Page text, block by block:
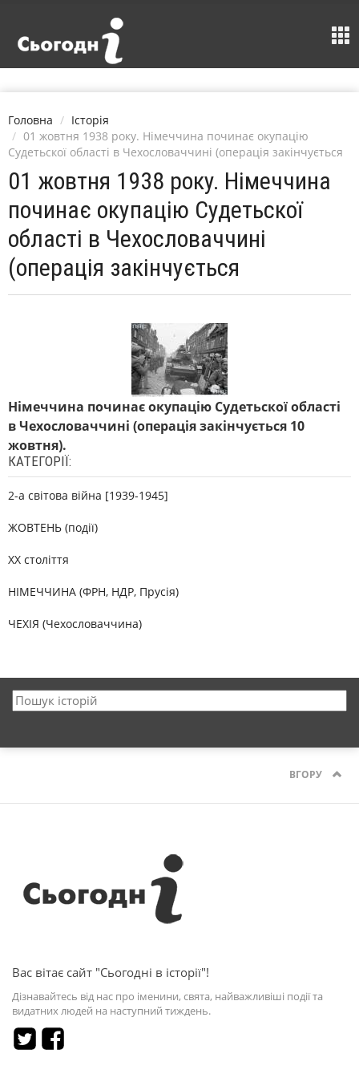
Головна
Історія
01 жовтня 1938 року. Німеччина починає окупацію
Судетьскої області в Чехословаччині (операція закінчується
01 жовтня 1938 року. Німеччина
починає окупацію Судетьскої
області в Чехословаччині
(операція закінчується
Німеччина починає окупацію Судетьскої області
в Чехословаччині (операція закінчується 10
жовтня).
КАТЕГОРІЇ:
2-а світова війна [1939-1945]
ЖОВТЕНЬ (події)
XX століття
НІМЕЧЧИНА (ФРН, НДР, Прусія)
ЧЕХІЯ (Чехословаччина)
ВГОРУ
Вас вітає сайт "Сьогодні в історії"!
Дізнавайтесь від нас про іменини, свята, найважливіші події та
видатних людей на наступний тиждень.